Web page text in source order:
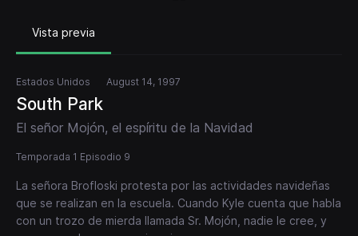
Vista previa
Estados Unidos August 14, 1997
South Park
El señor Mojón, el espíritu de la Navidad
Temporada 1 Episodio 9
La señora Brofloski protesta por las actividades navideñas
que se realizan en la escuela. Cuando Kyle cuenta que habla
con un trozo de mierda llamada Sr. Mojón, nadie le cree, y